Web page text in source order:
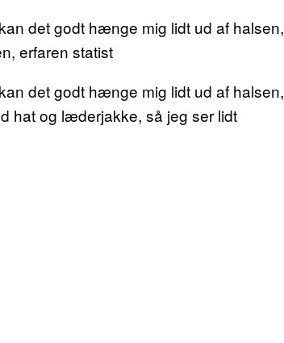
det godt hænge mig lidt ud af halsen,
erfaren statist
det godt hænge mig lidt ud af halsen,
hat og læderjakke, så jeg ser lidt